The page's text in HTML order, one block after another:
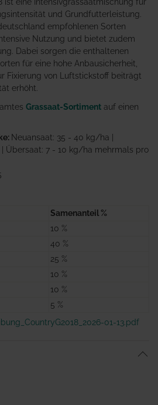
ist eine Intensivgrassaatmischung für
und Grundfutterleistung.
empfohlenen Sorten
Nutzung und bietet zudem
Dabei sorgen die enthaltenen
für eine hohe Anbausicherheit,
Fixierung von Luftstickstoff beiträgt
erhöht.
Grassaat-Sortiment auf einen
Neuansaat: 35 - 40 kg/ha |
Übersaat: 7 - 10 kg/ha mehrmals pro
Samenanteil %
10 %
40 %
25 %
10 %
10 %
5 %
01-13.pdf